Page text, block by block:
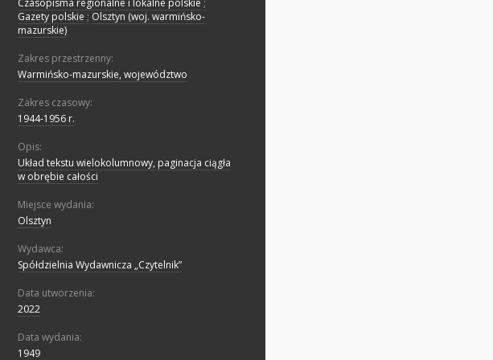
Czasopisma regionalne i lokalne polskie ;
Gazety polskie ; Olsztyn (woj. warmińsko-
mazurskie)
Zakres przestrzenny:
Warmińsko-mazurskie, województwo
Zakres czasowy:
1944-1956 r.
Opis:
Układ tekstu wielokolumnowy, paginacja ciągła
w obrębie całości
Miejsce wydania:
Olsztyn
Wydawca:
Spółdzielnia Wydawnicza „Czytelnik”
Data utworzenia:
2022
Data wydania:
1949